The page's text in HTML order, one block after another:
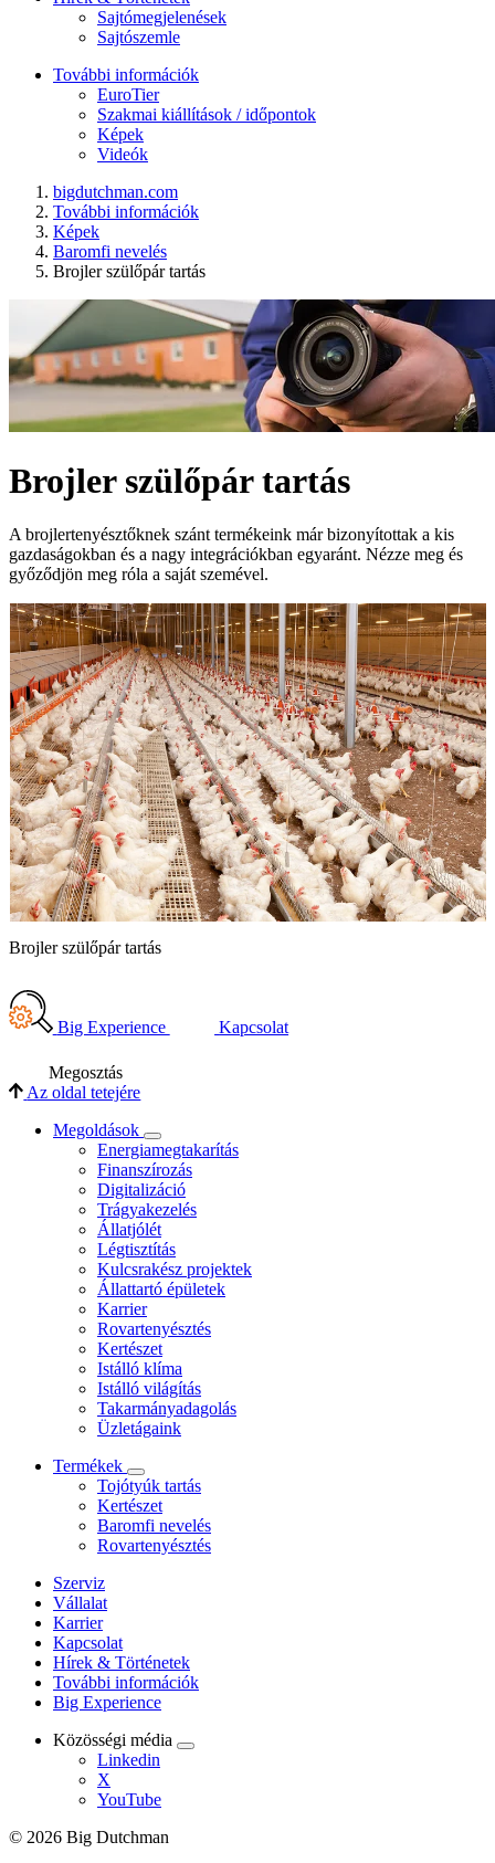
Sajtómegjelenések
Sajtószemle
További információk
EuroTier
Szakmai kiállítások / időpontok
Képek
Videók
bigdutchman.com
További információk
Képek
Baromfi nevelés
Brojler szülőpár tartás
Brojler szülőpár tartás
A brojlertenyésztőknek szánt termékeink már bizonyítottak a kis
gazdaságokban és a nagy integrációkban egyaránt. Nézze meg és
győződjön meg róla a saját szemével.
Brojler szülőpár tartás
Big Experience Kapcsolat
Megosztás
Az oldal tetejére
Megoldások
Energiamegtakarítás
Finanszírozás
Digitalizáció
Trágyakezelés
Állatjólét
Légtisztítás
Kulcsrakész projektek
Állattartó épületek
Karrier
Rovartenyésztés
Kertészet
Istálló klíma
Istálló világítás
Takarmányadagolás
Üzletágaink
Termékek
Tojótyúk tartás
Kertészet
Baromfi nevelés
Rovartenyésztés
Szerviz
Vállalat
Karrier
Kapcsolat
Hírek & Történetek
További információk
Big Experience
Közösségi média
Linkedin
X
YouTube
© 2026 Big Dutchman